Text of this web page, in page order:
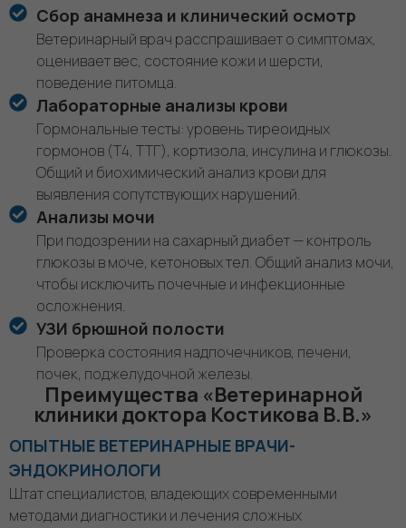
Сбор анамнеза и клинический осмотр
Ветеринарный врач расспрашивает о симптомах,
оценивает вес, состояние кожи и шерсти,
поведение питомца.
Лабораторные анализы крови
Гормональные тесты: уровень тиреоидных
гормонов (Т4, ТТГ), кортизола, инсулина и глюкозы.
Общий и биохимический анализ крови для
выявления сопутствующих нарушений.
Анализы мочи
При подозрении на сахарный диабет — контроль
глюкозы в моче, кетоновых тел. Общий анализ мочи,
чтобы исключить почечные и инфекционные
осложнения.
УЗИ брюшной полости
Проверка состояния надпочечников, печени,
почек, поджелудочной железы.
Преимущества «Ветеринарной
клиники доктора Костикова В.В.»
ОПЫТНЫЕ ВЕТЕРИНАРНЫЕ ВРАЧИ-
ЭНДОКРИНОЛОГИ
Штат специалистов, владеющих современными
методами диагностики и лечения сложных